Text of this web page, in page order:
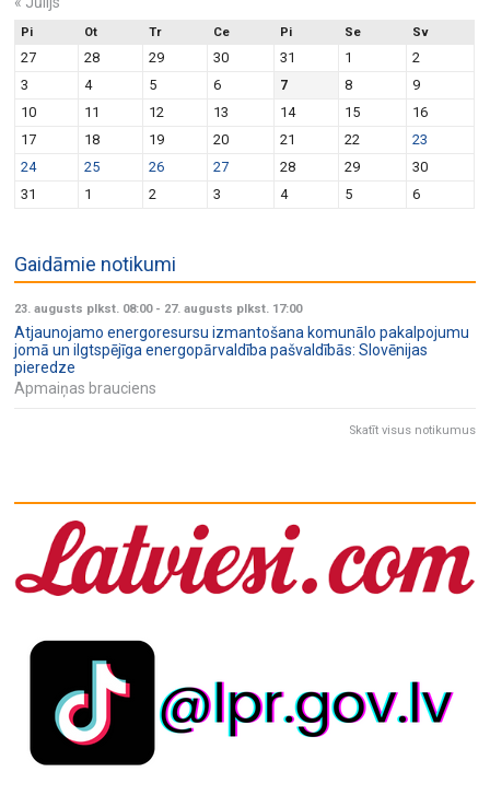
Pi Ot Tr Ce Pi Se Sv
27 28 29 30 31 1
2
3
4 5 6 7 8
9
10
11 12 13 14 15
16
17
18 19 20 21 22
23
24
25 26 27 28 29
30
31
1 2 3 4 5 6
Gaidāmie notikumi
23. augusts plkst. 08:00- 27. augusts plkst. 17:00
Atjaunojamo energoresursu izmantošana komunālo pakalpojumu
jomā un ilgtspējīga energopārvaldība pašvaldībās: Slovēnijas
pieredze
Apmaiņas brauciens
Skatīt visus notikumus